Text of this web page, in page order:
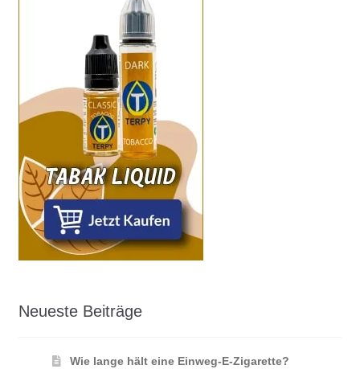
Neueste Beiträge
Wie lange hält eine Einweg-E-Zigarette?